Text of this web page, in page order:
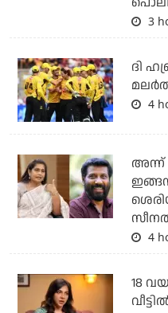
3
ദി
4
അന്ന്
4
18